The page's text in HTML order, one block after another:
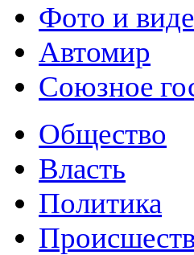
Фото и
Автомир
Союзное
Общество
Власть
Политика